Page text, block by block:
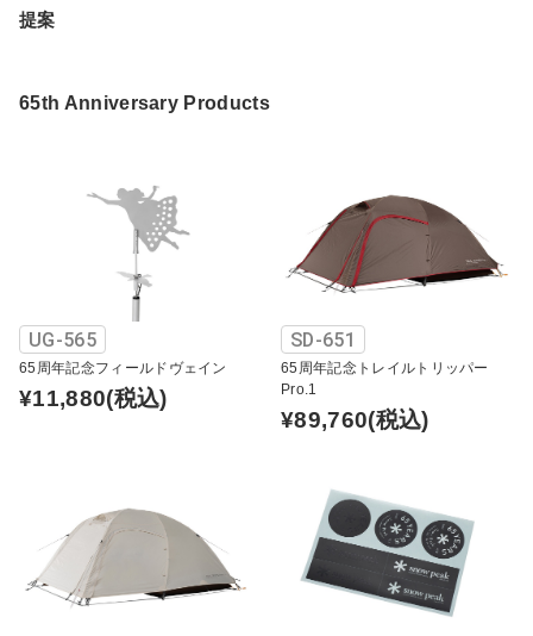
提案
65th Anniversary Products
UG-565
65周年記念フィールドヴェイン
¥11,880(税込)
SD-651
65周年記念トレイルトリッパー
Pro.1
¥89,760(税込)